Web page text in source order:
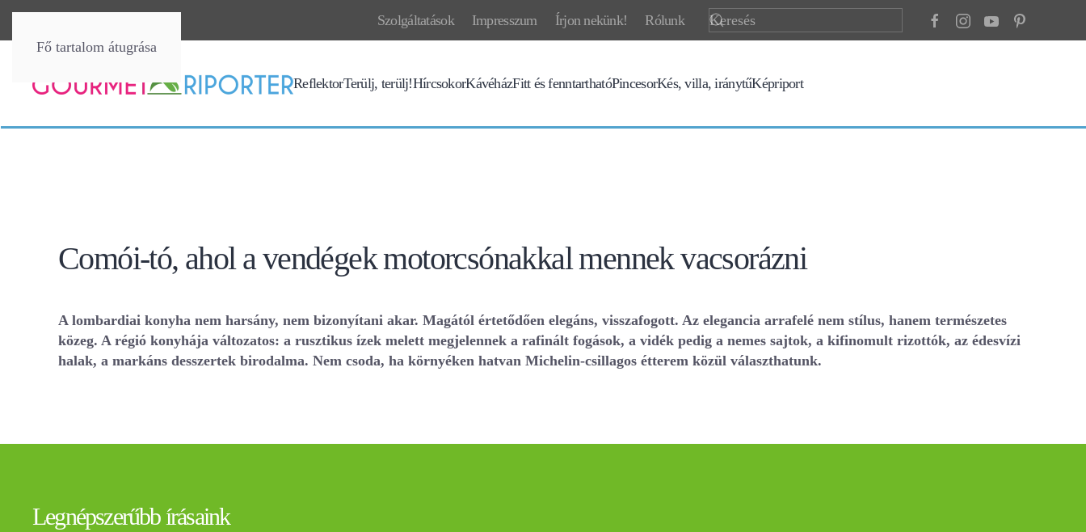
Fő tartalom átugrása
Szolgáltatások Impresszum Írjon nekünk! Rólunk
ReflektorTerülj, terülj!HírcsokorKávéházFitt és fenntarthatóPincesorKés, villa, iránytűKépriport
Comói-tó, ahol a vendégek motorcsónakkal mennek vacsorázni
A lombardiai konyha nem harsány, nem bizonyítani akar. Magától értetődően elegáns, visszafogott. Az elegancia arrafelé nem stílus, hanem természetes
közeg. A régió konyhája változatos: a rusztikus ízek melett megjelennek a rafinált fogások, a vidék pedig a nemes sajtok, a kifinomult rizottók, az édesvízi
halak, a markáns desszertek birodalma. Nem csoda, ha környéken hatvan Michelin-csillagos étterem közül választhatunk.
Legnépszerűbb írásaink